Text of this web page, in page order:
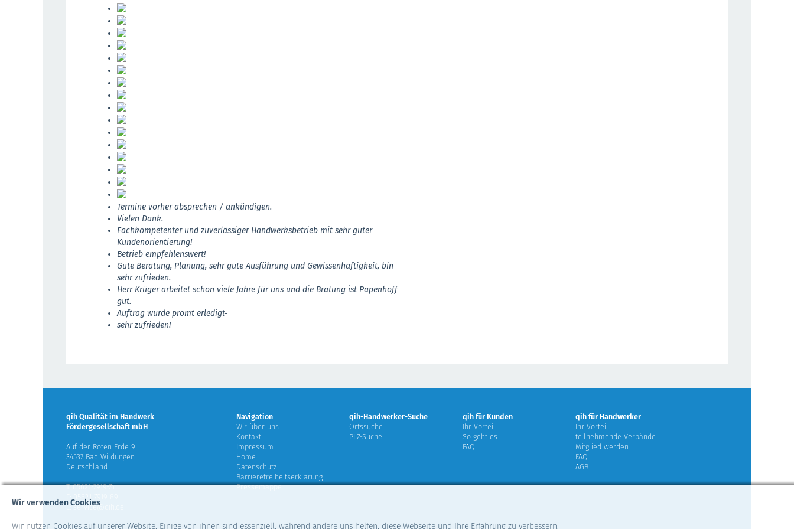
Wir verwenden Cookies
Wir nutzen Cookies auf unserer Website. Einige von ihnen sind essenziell, während andere uns helfen, diese Webseite und Ihre Erfahrung zu verbessern.
Termine vorher absprechen / ankündigen.
Vielen Dank.
Fachkompetenter und zuverlässiger Handwerksbetrieb mit sehr guter
Kundenorientierung!
Betrieb empfehlenswert!
Gute Beratung, Planung, sehr gute Ausführung und Gewissenhaftigkeit, bin
sehr zufrieden.
Herr Krüger arbeitet schon viele Jahre für uns und die Bratung ist Papenhoff
gut.
Auftrag wurde promt erledigt-
sehr zufrieden!
qih Qualität im Handwerk
Fördergesellschaft mbH
Auf der Roten Erde 9
34537 Bad Wildungen
Deutschland
T: 05621-7919-74
F: 05621-7919-89
E: service@qih.de
Navigation
Wir über uns
Kontakt
Impressum
Home
Datenschutz
Barrierefreiheitserklärung
Pressemappe
qih-Handwerker-Suche
Ortssuche
PLZ-Suche
qih für Kunden
Ihr Vorteil
So geht es
FAQ
qih für Handwerker
Ihr Vorteil
teilnehmende Verbände
Mitglied werden
FAQ
AGB